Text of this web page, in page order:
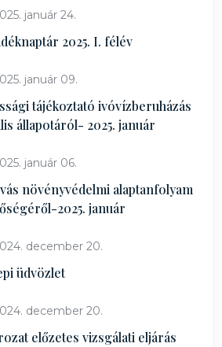
január 24.
2025. I. félév
január 09.
tájékoztató ivóvízberuházás
állapotáról- 2025. január
január 06.
növényvédelmi alaptanfolyam
2025. január
december 20.
üdvözlet
december 20.
előzetes vizsgálati eljárás